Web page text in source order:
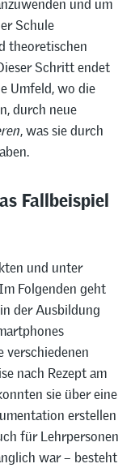
und um
Schule
theoretischen
Schritt endet
Umfeld, wo die
durch neue
, was sie durch
Fallbeispiel
und unter
Folgenden geht
der Ausbildung
verschiedenen
nach Rezept am
sie über eine
erstellen
für Lehrpersonen
war – besteht